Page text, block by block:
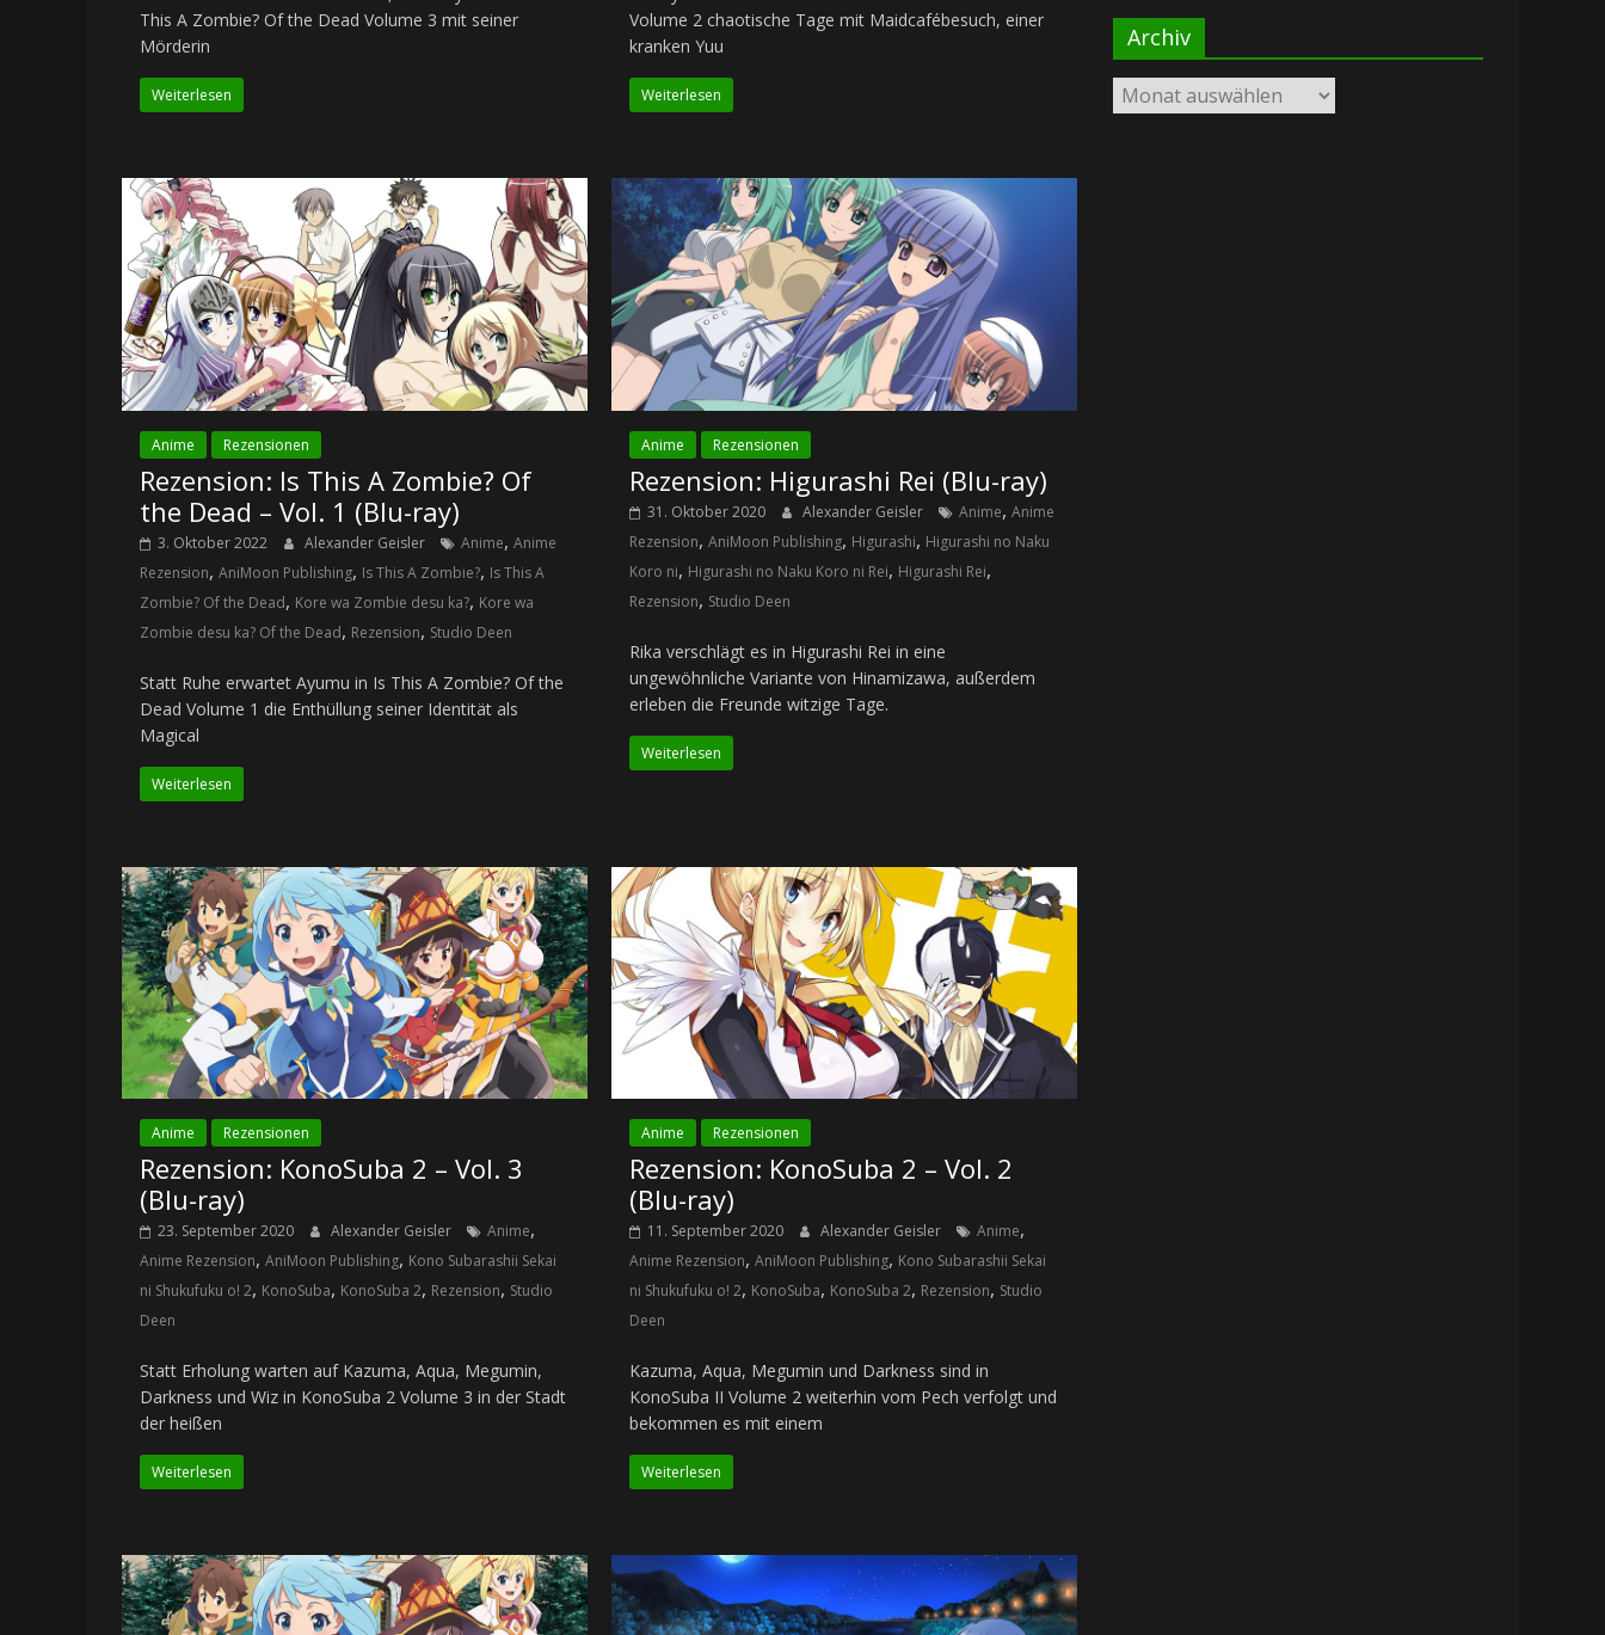
This A Zombie? Of the Dead Volume 3 mit seiner
Mörderin
Weiterlesen
Volume 2 chaotische Tage mit Maidcafébesuch, einer
kranken Yuu
Weiterlesen
Anime Rezensionen
Rezension: Is This A Zombie? Of
the Dead – Vol. 1 (Blu-ray)
3. Oktober 2022 Alexander Geisler Anime, Anime
Rezension, AniMoon Publishing, Is This A Zombie?, Is This A
Zombie? Of the Dead, Kore wa Zombie desu ka?, Kore wa
Zombie desu ka? Of the Dead, Rezension, Studio Deen
Statt Ruhe erwartet Ayumu in Is This A Zombie? Of the
Dead Volume 1 die Enthüllung seiner Identität als
Magical
Weiterlesen
Anime Rezensionen
Rezension: Higurashi Rei (Blu-ray)
31. Oktober 2020 Alexander Geisler Anime,Anime
Rezension,AniMoon Publishing, Higurashi, Higurashi no Naku
Koro ni, Higurashi no Naku Koro ni Rei, Higurashi Rei,
Rezension, Studio Deen
Rika verschlägt es in Higurashi Rei in eine
ungewöhnliche Variante von Hinamizawa, außerdem
erleben die Freunde witzige Tage.
Weiterlesen
Anime Rezensionen
Rezension: KonoSuba 2 – Vol. 3
(Blu-ray)
23. September 2020 Alexander Geisler Anime,
Anime Rezension, AniMoon Publishing, Kono Subarashii Sekai
ni Shukufuku o! 2, KonoSuba, KonoSuba 2, Rezension, Studio
Deen
Statt Erholung warten auf Kazuma, Aqua, Megumin,
Darkness und Wiz in KonoSuba 2 Volume 3 in der Stadt
der heißen
Weiterlesen
Anime Rezensionen
Rezension: KonoSuba 2 – Vol. 2
(Blu-ray)
11. September 2020 Alexander Geisler Anime,
Anime Rezension,AniMoon Publishing, Kono Subarashii Sekai
ni Shukufuku o! 2, KonoSuba, KonoSuba 2, Rezension, Studio
Deen
Kazuma, Aqua, Megumin und Darkness sind in
KonoSuba II Volume 2 weiterhin vom Pech verfolgt und
bekommen es mit einem
Weiterlesen
Archiv
Archiv